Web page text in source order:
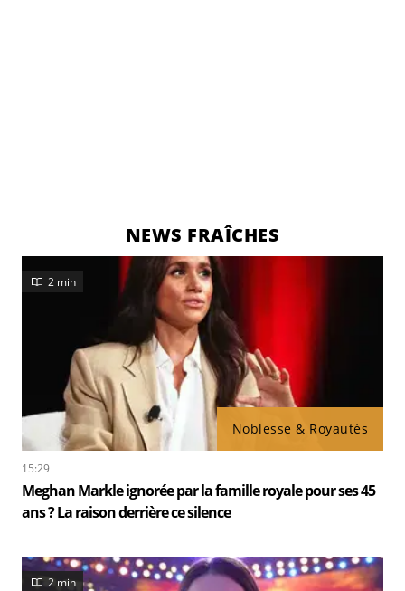
NEWS FRAÎCHES
Noblesse & Royautés
2 min
15:29
Meghan Markle ignorée par la famille royale pour ses 45
ans ? La raison derrière ce silence
2 min